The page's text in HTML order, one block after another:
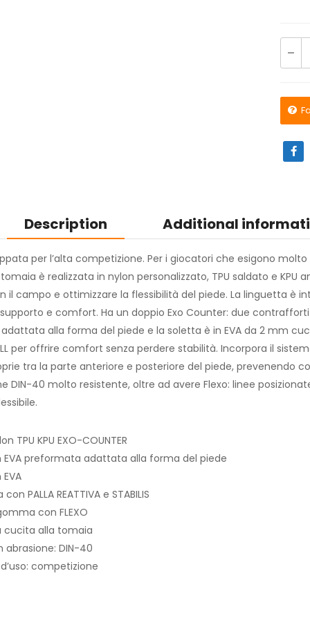
Description Additional
per l’alta competizione. Per i giocatori che esigono
è realizzata in nylon personalizzato, TPU saldato e
il campo e ottimizzare la flessibilità del piede. La linguetta è
e comfort. Ha un doppio Exo Counter: due
alla forma del piede e la soletta è in EVA da 2 mm
per offrire comfort senza perdere stabilità. Incorpora il
tra la parte anteriore e posteriore del piede, prevenendo
DIN-40 molto resistente, oltre ad avere Flexo: linee
TPU KPU EXO-COUNTER
EVA preformata adattata alla forma del piede
PALLA REATTIVA e STABILIS
con FLEXO
cucita alla tomaia
abrasione: DIN-40
competizione